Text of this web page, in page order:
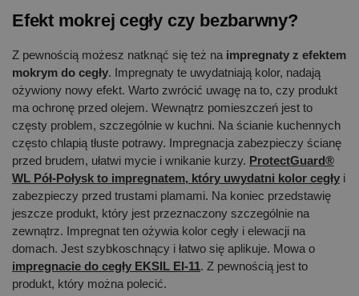
Efekt mokrej cegły czy bezbarwny?
Z pewnością możesz natknąć się też na impregnaty z efektem
mokrym do cegły. Impregnaty te uwydatniają kolor, nadają
ożywiony nowy efekt. Warto zwrócić uwagę na to, czy produkt
ma ochronę przed olejem. Wewnątrz pomieszczeń jest to
częsty problem, szczególnie w kuchni. Na ścianie kuchennych
często chlapią tłuste potrawy. Impregnacja zabezpieczy ścianę
przed brudem, ułatwi mycie i wnikanie kurzy. ProtectGuard®
WL Pół-Połysk to impregnatem, który uwydatni kolor cegły i
zabezpieczy przed trustami plamami. Na koniec przedstawię
jeszcze produkt, który jest przeznaczony szczególnie na
zewnątrz. Impregnat ten ożywia kolor cegły i elewacji na
domach. Jest szybkoschnący i łatwo się aplikuje. Mowa o
impregnacie do cegły EKSIL EI-11. Z pewnością jest to
produkt, który można polecić.